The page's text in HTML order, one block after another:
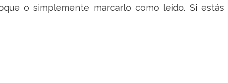
o simplemente marcarlo como leído. Si estás